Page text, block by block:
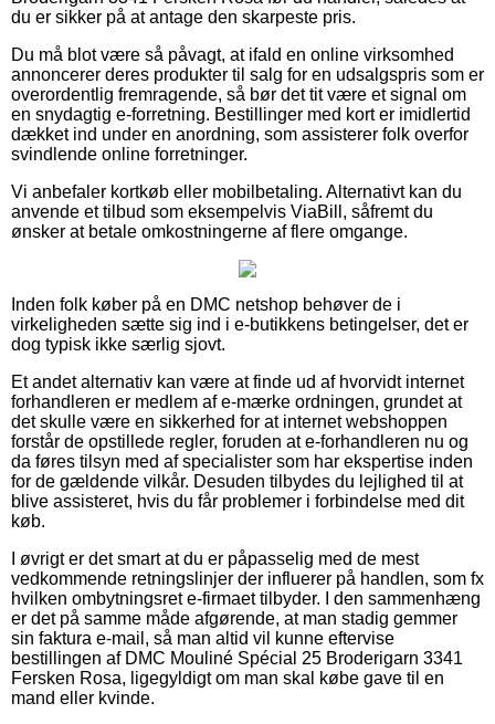
du er sikker på at antage den skarpeste pris.
Du må blot være så påvagt, at ifald en online virksomhed
annoncerer deres produkter til salg for en udsalgspris som er
overordentlig fremragende, så bør det tit være et signal om
en snydagtig e-forretning. Bestillinger med kort er imidlertid
dækket ind under en anordning, som assisterer folk overfor
svindlende online forretninger.
Vi anbefaler kortkøb eller mobilbetaling. Alternativt kan du
anvende et tilbud som eksempelvis ViaBill, såfremt du
ønsker at betale omkostningerne af flere omgange.
Inden folk køber på en DMC netshop behøver de i
virkeligheden sætte sig ind i e-butikkens betingelser, det er
dog typisk ikke særlig sjovt.
Et andet alternativ kan være at finde ud af hvorvidt internet
forhandleren er medlem af e-mærke ordningen, grundet at
det skulle være en sikkerhed for at internet webshoppen
forstår de opstillede regler, foruden at e-forhandleren nu og
da føres tilsyn med af specialister som har ekspertise inden
for de gældende vilkår. Desuden tilbydes du lejlighed til at
blive assisteret, hvis du får problemer i forbindelse med dit
køb.
I øvrigt er det smart at du er påpasselig med de mest
vedkommende retningslinjer der influerer på handlen, som fx
hvilken ombytningsret e-firmaet tilbyder. I den sammenhæng
er det på samme måde afgørende, at man stadig gemmer
sin faktura e-mail, så man altid vil kunne eftervise
bestillingen af DMC Mouliné Spécial 25 Broderigarn 3341
Fersken Rosa, ligegyldigt om man skal købe gave til en
mand eller kvinde.